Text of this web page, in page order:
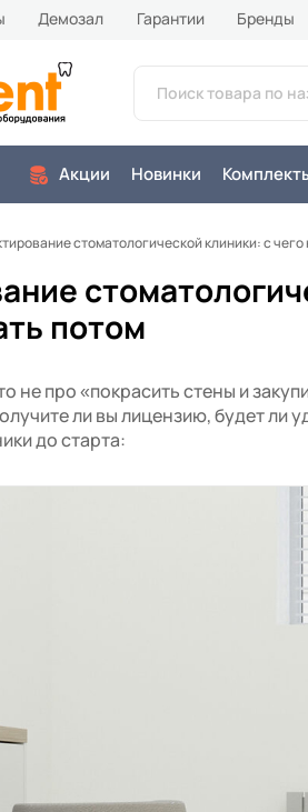
Демозал Гарантии Бренды
Акции Новинки
стоматологической клиники: с
потом
не про «покрасить стены и
ли вы лицензию, будет ли
до старта: